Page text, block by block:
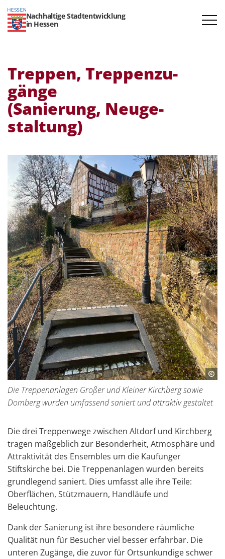
Nachhaltige Stadtentwicklung
in Hessen
Treppen, Treppen­zu­
gänge
(Sanierung, Neuge­
staltung)
Die Treppenanlagen Großer und Kleiner Kirchberg sowie
Domberg wurden umfassend saniert und attraktiv gestaltet
Die drei Treppenwege zwischen Altdorf und Kirchberg
tragen maßgeblich zur Besonderheit, Atmosphäre und
Attraktivität des Ensembles um die Kaufunger
Stiftskirche bei. Die Treppenanlagen wurden bereits
grundlegend saniert. Dies umfasst alle ihre Teile:
Oberflächen, Stützmauern, Handläufe und
Beleuchtung.
Dank der Sanierung ist ihre besondere räumliche
Qualität nun für Besucher viel besser erfahrbar. Die
unteren Zugänge, die zuvor für Ortsunkundige schwer